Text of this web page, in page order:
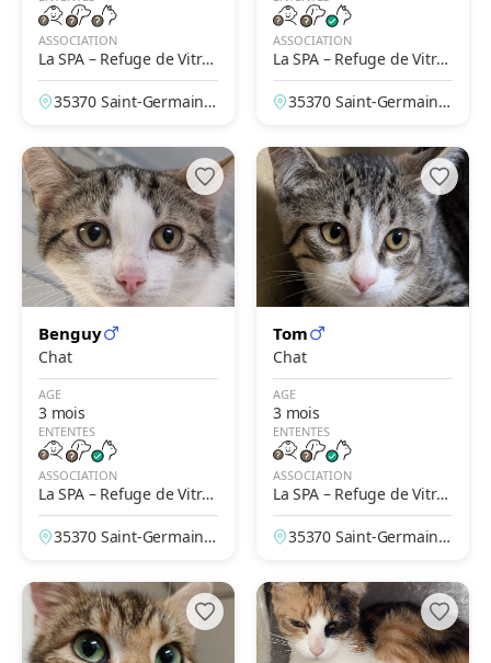
ASSOCIATION
La SPA – Refuge de Vitré
– Saint-Germain-du-Pine
l 35370 Saint-Germain-
e, France
ASSOCIATION
La SPA – Refuge de Vitré
– Saint-Germain-du-Pine
l 35370 Saint-Germain-
e, France
Benguy
Chat
AGE
3 mois
ENTENTES
ASSOCIATION
La SPA – Refuge de Vitré
– Saint-Germain-du-Pine
l 35370 Saint-Germain-
e, France
Tom
Chat
AGE
3 mois
ENTENTES
ASSOCIATION
La SPA – Refuge de Vitré
– Saint-Germain-du-Pine
l 35370 Saint-Germain-
e, France